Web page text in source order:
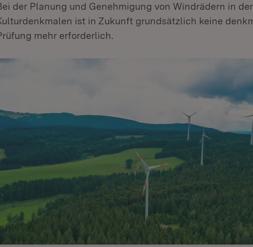
der Planung und Genehmigung von Windrädern in
ist in Zukunft grundsätzlich keine
mehr erforderlich.